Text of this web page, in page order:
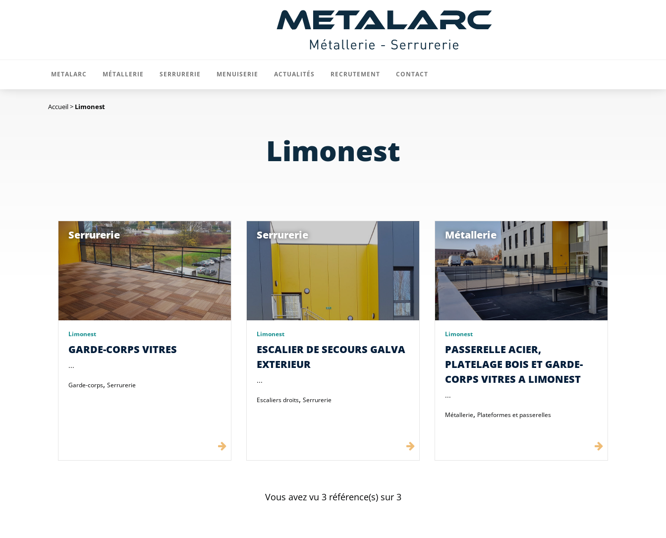
METALARC MÉTALLERIE SERRURERIE
Accessoires VRD
Divers
MENUISERIE
Menuiserie aluminium / mur rideau
Rideaux et portes sectionnelles
ACTUALITÉS RECRUTEMENT CONTACT
Accueil> Limonest
Limonest
Serrurerie
Limonest
GARDE-CORPS VITRES
...
Garde-corps, Serrurerie
Serrurerie
Limonest
ESCALIER DE SECOURS GALVA
EXTERIEUR
...
Escaliers droits, Serrurerie
Métallerie
Limonest
PASSERELLE ACIER,
PLATELAGE BOIS ET GARDE-
CORPS VITRES A LIMONEST
...
Métallerie, Plateformes et passerelles
Vous avez vu 3référence(s) sur 3